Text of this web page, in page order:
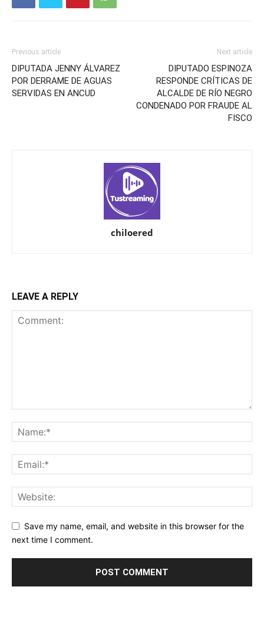
Previous article
DIPUTADA JENNY ÁLVAREZ
POR DERRAME DE AGUAS
SERVIDAS EN ANCUD
Next article
DIPUTADO ESPINOZA
RESPONDE CRÍTICAS DE
ALCALDE DE RÍO NEGRO
CONDENADO POR FRAUDE AL
FISCO
chiloered
LEAVE A REPLY
Save my name, email, and website in this browser for the
next time I comment.